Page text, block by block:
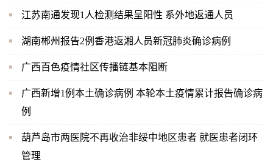
江苏南通发现1人检测结果呈阳性 系外地返通人员
湖南郴州报告2例香港返湘人员新冠肺炎确诊病例
广西百色疫情社区传播链基本阻断
广西新增1例本土确诊病例 本轮本土疫情累计报告确诊病
例
葫芦岛市两医院不再收治非绥中地区患者 就医患者闭环
管理